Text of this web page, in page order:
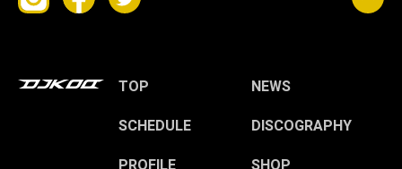
TOP
NEWS
SCHEDULE
DISCOGRAPHY